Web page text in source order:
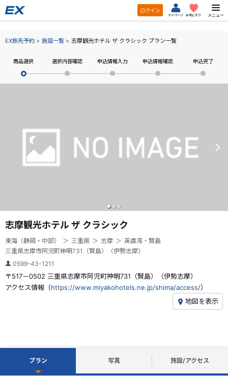
ログイン
マイページ お気に入り メニュー
EX旅先予約 施設一覧 志摩観光ホテル ザ クラシック プラン一覧
商品選択 選択内容確認 申込情報入力 申込情報確認 申込完了
志摩観光ホテル ザ クラシック
東海（静岡・中部） 三重県 志摩
英虞湾・賢島
三重県志摩市阿児町神明731（賢島）（伊勢志摩）
0599-43-1211
〒517－0502 三重県志摩市阿児町神明731（賢島）（伊勢志摩）
アクセス情報（https://www.miyakohotels.ne.jp/shima/access/）
地図を表示
プラン 写真 施設/アクセス